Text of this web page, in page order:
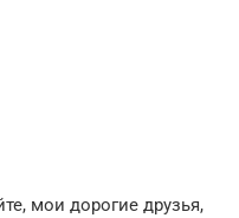
мои дорогие друзья,